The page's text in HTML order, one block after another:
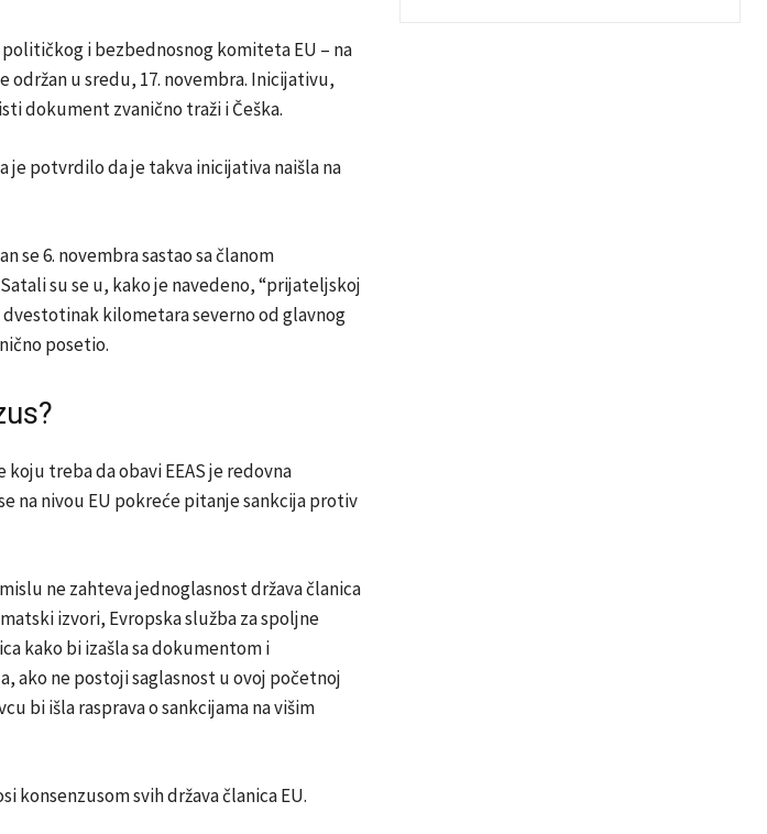
i bezbednosnog komiteta EU – na
održan u sredu, 17. novembra. Inicijativu,
dokument zvanično traži i Češka.
je potvrdilo da je takva inicijativa naišla na
se 6. novembra sastao sa članom
su se u, kako je navedeno, “prijateljskoj
kilometara severno od glavnog
posetio.
treba da obavi EEAS je redovna
na nivou EU pokreće pitanje sankcija protiv
ne zahteva jednoglasnost država članica
izvori, Evropska služba za spoljne
kako bi izašla sa dokumentom i
ako ne postoji saglasnost u ovoj početnoj
bi išla rasprava o sankcijama na višim
konsenzusom svih država članica EU.